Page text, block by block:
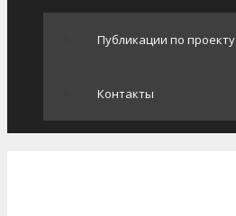
Публикации по проекту
Контакты